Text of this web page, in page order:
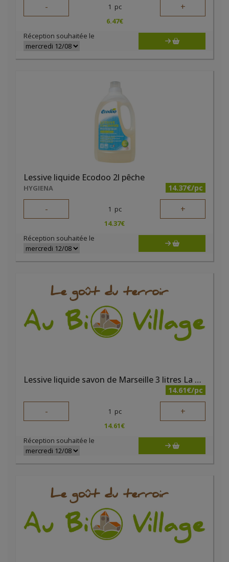
- 1 pc +
6.47€
Réception souhaitée le
Lessive liquide Ecodoo 2l pêche
HYGIENA 14.37€/pc
- 1 pc +
14.37€
Réception souhaitée le
Lessive liquide savon de Marseille 3 litres La Fourmi Verte
14.61€/pc
- 1 pc +
14.61€
Réception souhaitée le